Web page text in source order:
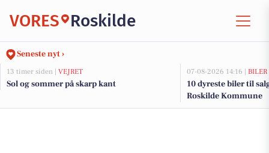
VORES Roskilde
Seneste nyt ›
13 timer siden | VEJRET
Sol og sommer på skarp kant
07-08-2026 14:16 | BILER
10 dyreste biler til
Roskilde Kommune